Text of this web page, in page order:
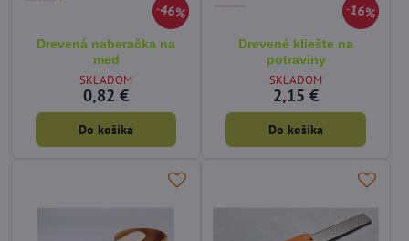
46%
Drevená naberačka na
med
SKLADOM
0,82 €
Do košíka
16%
Drevené kliešte na
potraviny
SKLADOM
2,15 €
Do košíka